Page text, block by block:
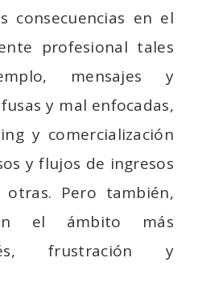
consecuencias en el
profesional tales
mensajes y
y mal enfocadas,
y comercialización
y flujos de ingresos
otras. Pero también,
en el ámbito más
frustración y